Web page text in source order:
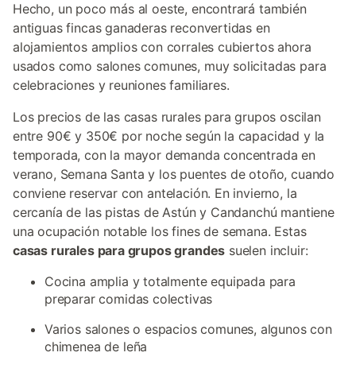
Hecho, un poco más al oeste, encontrará también
antiguas fincas ganaderas reconvertidas en
alojamientos amplios con corrales cubiertos ahora
usados como salones comunes, muy solicitadas para
celebraciones y reuniones familiares.
Los precios de las casas rurales para grupos oscilan
entre 90€ y 350€ por noche según la capacidad y la
temporada, con la mayor demanda concentrada en
verano, Semana Santa y los puentes de otoño, cuando
conviene reservar con antelación. En invierno, la
cercanía de las pistas de Astún y Candanchú mantiene
una ocupación notable los fines de semana. Estas
casas rurales para grupos grandes suelen incluir:
Cocina amplia y totalmente equipada para
preparar comidas colectivas
Varios salones o espacios comunes, algunos con
chimenea de leña